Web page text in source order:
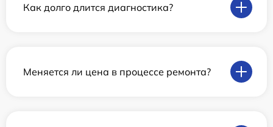
Как долго длится диагностика?
Меняется ли цена в процессе ремонта?